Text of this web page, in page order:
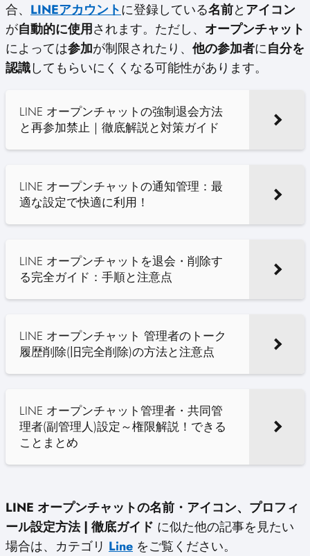
合、 LINEアカウントに登録している名前とアイコン
が自動的に使用されます。ただし、 オープンチャット
によっては参加が制限されたり、 他の参加者に自分を
認識してもらいにくくなる可能性があります。
LINE オープンチャットの強制退会方法
と再参加禁止｜徹底解説と対策ガイド
LINE オープンチャットの通知管理：最
適な設定で快適に利用！
LINE オープンチャットを退会・削除す
る完全ガイド：手順と注意点
LINE オープンチャット 管理者のトーク
履歴削除(旧完全削除)の方法と注意点
LINE オープンチャット管理者・共同管
理者(副管理人)設定～権限解説！できる
ことまとめ
LINE オープンチャットの名前・アイコン、プロフィ
ール設定方法 | 徹底ガイド に似た他の記事を見たい
場合は、カテゴリ Line をご覧ください。